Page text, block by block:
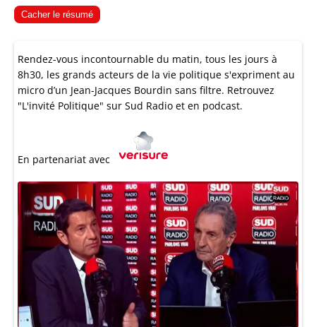
Cacher le résumé
Rendez-vous incontournable du matin, tous les jours à
8h30, les grands acteurs de la vie politique s'expriment au
micro d’un Jean-Jacques Bourdin sans filtre. Retrouvez
"L'invité Politique" sur Sud Radio et en podcast.
En partenariat avec